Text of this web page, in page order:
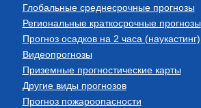
Глобальные среднесрочные прогнозы
Региональные краткосрочные прогнозы
Прогноз осадков на 2 часа (наукастинг)
Видеопрогнозы
Приземные прогностические карты
Другие виды прогнозов
Прогноз пожароопасности